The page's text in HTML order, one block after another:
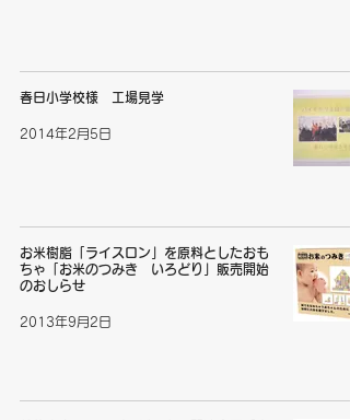
春日小学校様 工場見学
2014年2月5日
お米樹脂「ライスロン」を原料としたおも
ちゃ「お米のつみき いろどり」販売開始
のおしらせ
2013年9月2日